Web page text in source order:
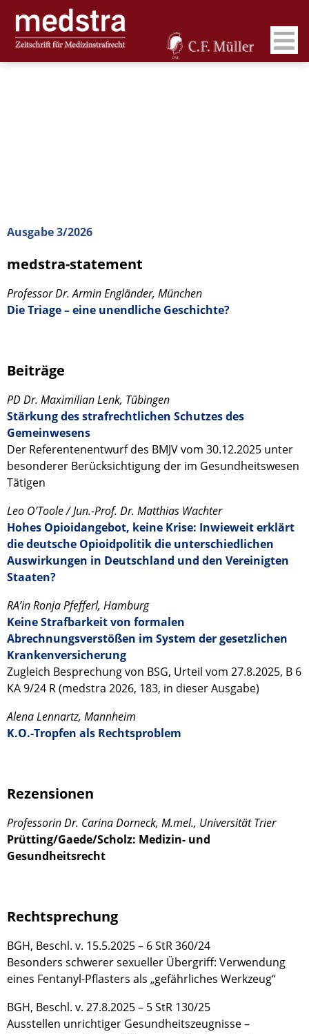
Ausgabe 3/2026
medstra-statement
Professor Dr. Armin Engländer, München
Die Triage – eine unendliche Geschichte?
Beiträge
PD Dr. Maximilian Lenk, Tübingen
Stärkung des strafrechtlichen Schutzes des
Gemeinwesens
Der Referentenentwurf des BMJV vom 30.12.2025 unter
besonderer Berücksichtigung der im Gesundheitswesen
Tätigen
Leo O’Toole / Jun.-Prof. Dr. Matthias Wachter
Hohes Opioidangebot, keine Krise: Inwieweit erklärt
die deutsche Opioidpolitik die unterschiedlichen
Auswirkungen in Deutschland und den Vereinigten
Staaten?
RA’in Ronja Pfefferl, Hamburg
Keine Strafbarkeit von formalen
Abrechnungsverstößen im System der gesetzlichen
Krankenversicherung
Zugleich Besprechung von BSG, Urteil vom 27.8.2025, B 6
KA 9/24 R (medstra 2026, 183, in dieser Ausgabe)
Alena Lennartz, Mannheim
K.O.-Tropfen als Rechtsproblem
Rezensionen
Professorin Dr. Carina Dorneck, M.mel., Universität Trier
Prütting/Gaede/Scholz: Medizin- und
Gesundheitsrecht
Rechtsprechung
BGH, Beschl. v. 15.5.2025 – 6 StR 360/24
Besonders schwerer sexueller Übergriff: Verwendung
eines Fentanyl-Pflasters als „gefährliches Werkzeug“
BGH, Beschl. v. 27.8.2025 – 5 StR 130/25
Ausstellen unrichtiger Gesundheitszeugnisse –